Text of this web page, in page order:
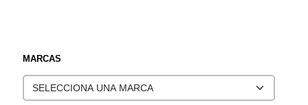
MARCAS